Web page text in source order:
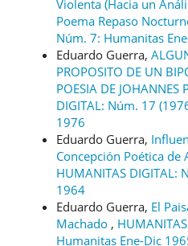
Violenta (Hacia un
Poema Repaso
Núm. 7: Humanitas
Eduardo Guerra,
PROPOSITO DE UN
POESIA DE JOHANNES
DIGITAL: Núm. 17
1976
Eduardo Guerra,
Concepción Poética de
HUMANITAS DIGITAL:
1964
Eduardo Guerra, El
Machado ,
Humanitas Ene-Dic